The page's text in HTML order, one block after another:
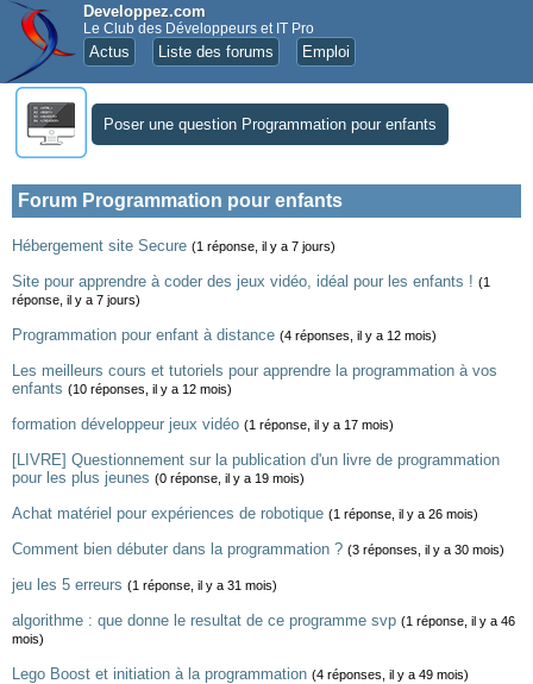
Developpez.com
Le Club des Développeurs et IT Pro
Actus Liste des forums Emploi
Poser une question Programmation pour enfants
Forum Programmation pour enfants
Hébergement site Secure (1 réponse, il y a 7 jours)
Site pour apprendre à coder des jeux vidéo, idéal pour les enfants ! (1
réponse, il y a 7 jours)
Programmation pour enfant à distance (4 réponses, il y a 12 mois)
Les meilleurs cours et tutoriels pour apprendre la programmation à vos
enfants (10 réponses, il y a 12 mois)
formation développeur jeux vidéo (1 réponse, il y a 17 mois)
[LIVRE] Questionnement sur la publication d'un livre de programmation
pour les plus jeunes (0 réponse, il y a 19 mois)
Achat matériel pour expériences de robotique (1 réponse, il y a 26 mois)
Comment bien débuter dans la programmation ? (3 réponses, il y a 30 mois)
jeu les 5 erreurs (1 réponse, il y a 31 mois)
algorithme : que donne le resultat de ce programme svp (1 réponse, il y a 46
mois)
Lego Boost et initiation à la programmation (4 réponses, il y a 49 mois)